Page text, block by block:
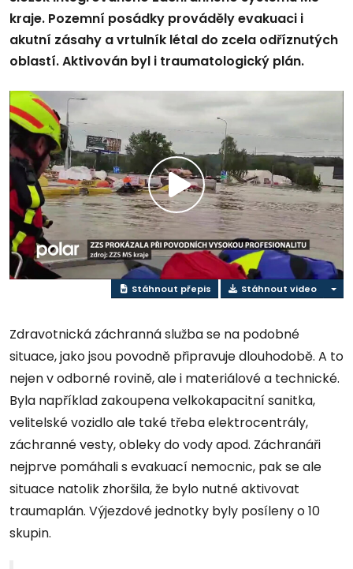
kraje. Pozemní posádky prováděly evakuaci i
akutní zásahy a vrtulník létal do zcela odříznutých
oblastí. Aktivován byl i traumatologický plán.
Přehrát
video
Stáhnout přepis Stáhnout video
Zdravotnická záchranná služba se na podobné
situace, jako jsou povodně připravuje dlouhodobě. A to
nejen v odborné rovině, ale i materiálové a technické.
Byla například zakoupena velkokapacitní sanitka,
velitelské vozidlo ale také třeba elektrocentrály,
záchranné vesty, obleky do vody apod. Záchranáři
nejprve pomáhali s evakuací nemocnic, pak se ale
situace natolik zhoršila, že bylo nutné aktivovat
traumaplán. Výjezdové jednotky byly posíleny o 10
skupin.